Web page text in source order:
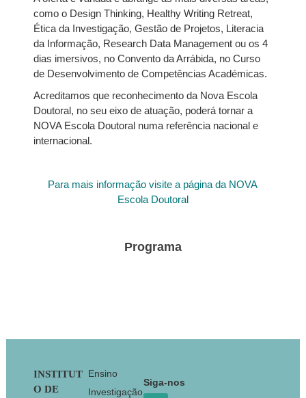
como o Design Thinking, Healthy Writing Retreat,
Ética da Investigação, Gestão de Projetos, Literacia
da Informação, Research Data Management ou os 4
dias imersivos, no Convento da Arrábida, no Curso
de Desenvolvimento de Competências Académicas.
Acreditamos que reconhecimento da Nova Escola
Doutoral, no seu eixo de atuação, poderá tornar a
NOVA Escola Doutoral numa referência nacional e
internacional.
Para mais informação visite a página da NOVA
Escola Doutoral
Programa
Footer
INSTITUT
O DE
Ensino
Investigação
Siga-nos